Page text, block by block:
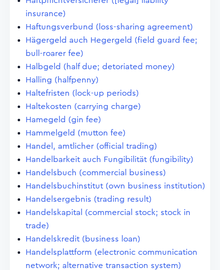
insurance)
Haftungsverbund (loss-sharing agreement)
Hägergeld auch Hegergeld (field guard fee;
bull-roarer fee)
Halbgeld (half due; detoriated money)
Halling (halfpenny)
Haltefristen (lock-up periods)
Haltekosten (carrying charge)
Hamegeld (gin fee)
Hammelgeld (mutton fee)
Handel, amtlicher (official trading)
Handelbarkeit auch Fungibilität (fungibility)
Handelsbuch (commercial business)
Handelsbuchinstitut (own business institution)
Handelsergebnis (trading result)
Handelskapital (commercial stock; stock in
trade)
Handelskredit (business loan)
Handelsplattform (electronic communication
network; alternative transaction system)